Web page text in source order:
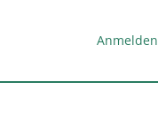
Anmelden